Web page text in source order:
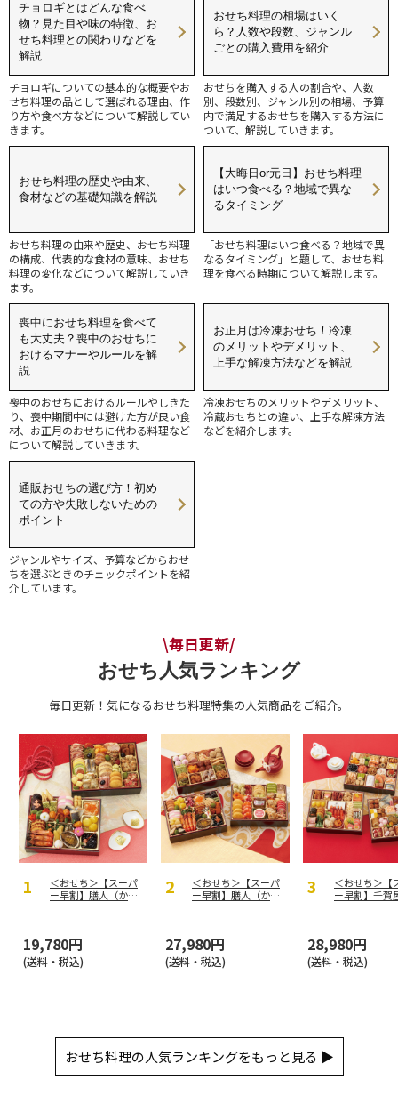
チョロギとはどんな食べ
物？見た目や味の特徴、お
せち料理との関わりなどを
解説
チョロギについての基本的な概要やお
せち料理の品として選ばれる理由、作
り方や食べ方などについて解説してい
きます。
おせち料理の相場はいく
ら？人数や段数、ジャンル
ごとの購入費用を紹介
おせちを購入する人の割合や、人数
別、段数別、ジャンル別の相場、予算
内で満足するおせちを購入する方法に
ついて、解説していきます。
おせち料理の歴史や由来、
食材などの基礎知識を解説
おせち料理の由来や歴史、おせち料理
の構成、代表的な食材の意味、おせち
料理の変化などについて解説していき
ます。
【大晦日or元日】おせち料理
はいつ食べる？地域で異な
るタイミング
「おせち料理はいつ食べる？地域で異
なるタイミング」と題して、おせち料
理を食べる時期について解説します。
喪中におせち料理を食べて
も大丈夫？喪中のおせちに
おけるマナーやルールを解
説
喪中のおせちにおけるルールやしきた
り、喪中期間中には避けた方が良い食
材、お正月のおせちに代わる料理など
について解説していきます。
お正月は冷凍おせち！冷凍
のメリットやデメリット、
上手な解凍方法などを解説
冷凍おせちのメリットやデメリット、
冷蔵おせちとの違い、上手な解凍方法
などを紹介します。
通販おせちの選び方！初め
ての方や失敗しないための
ポイント
ジャンルやサイズ、予算などからおせ
ちを選ぶときのチェックポイントを紹
介しています。
\毎日更新/
おせち人気ランキング
毎日更新！気になるおせち料理特集の人気商品をご紹介。
＜おせち＞【スーパ
ー早割】膳人（かし
19,780円
(送料・税込)
＜おせち＞【スーパ
ー早割】膳人（かし
27,980円
(送料・税込)
＜おせち＞【
ー早割】千賀
28,980円
(送料・税込)
おせち料理の人気ランキングをもっと見る ▶